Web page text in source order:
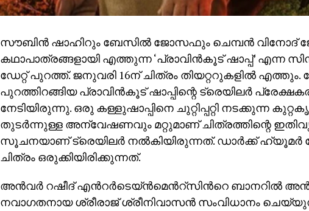
സൗബിൻ ഷാഹിറും ബേസിൽ ജോസഫും ചെമ്പൻ വിനോദ്
കഥാപാത്രങ്ങളായി എത്തുന്ന ‘പ്രാവിൻകൂട് ഷാപ്പ്’ എന്ന
ഡേറ്റ് പുറത്ത്. ജനുവരി 16ന് ചിത്രം തിയറ്ററുകളിൽ എത്തും.
പുറത്തിറങ്ങിയ പ്രാവിൻകൂട് ഷാപ്പിന്റെ ട്രെയിലര്‍
നേടിയിരുന്നു. ഒരു കള്ളുഷാപ്പിനെ ചുറ്റിപ്പറ്റി നടക്കുന്ന
തുടര്‍ന്നുള്ള അന്വേഷണവും മറ്റുമാണ് ചിത്രത്തിന്റെ
സൂചനയാണ് ട്രെയിലര്‍ നല്‍കിയിരുന്നത്. ഡാർക്ക്
ചിത്രം ഒരുക്കിയിരിക്കുന്നത്.
അൻവർ റഷീദ് എന്‍റർടെയ്ൻമെന്‍റ്സിന്‍റെ ബാനറിൽ അൻവർ
നവാഗതനായ ശ്രീരാജ് ശ്രീനിവാസൻ സംവിധാനം